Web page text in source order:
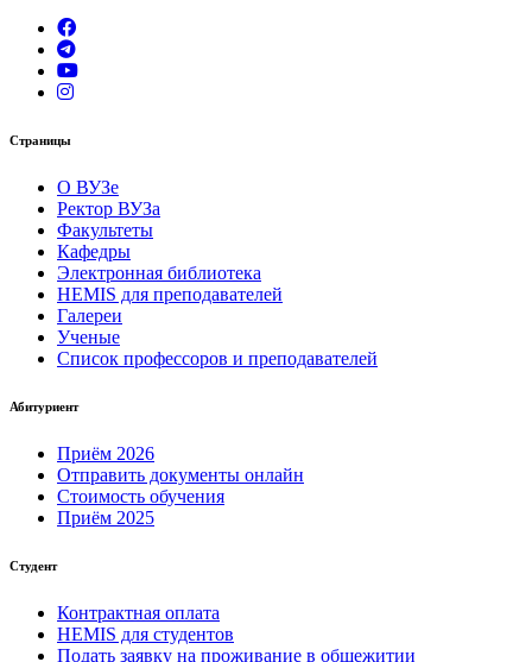
Страницы
О ВУЗе
Ректор ВУЗа
Факультеты
Кафедры
Электронная библиотека
HEMIS для преподавателей
Галереи
Ученые
Список профессоров и преподавателей
Абитуриент
Приём 2026
Отправить документы онлайн
Стоимость обучения
Приём 2025
Студент
Контрактная оплата
HEMIS для студентов
Подать заявку на проживание в общежитии